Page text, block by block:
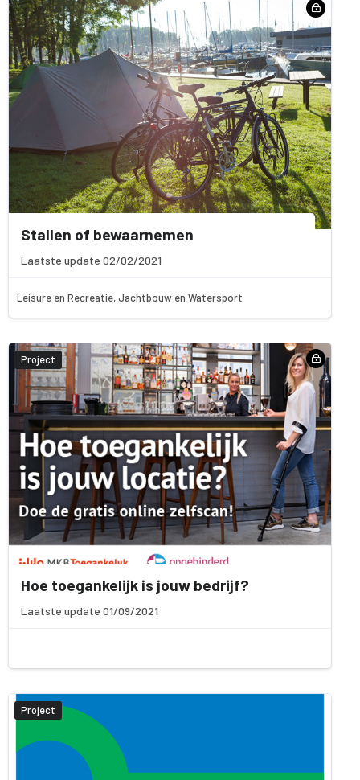
Stallen of bewaarnemen
Laatste update 02/02/2021
Leisure en Recreatie, Jachtbouw en Watersport
Project
Hoe toegankelijk is jouw bedrijf?
Laatste update 01/09/2021
Project